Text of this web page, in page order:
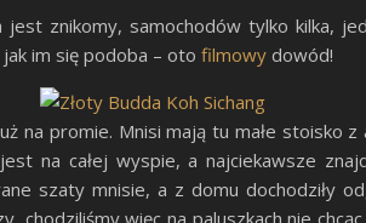
jest znikomy, samochodów tylko kilka,
im się podoba – oto filmowy dowód!
na promie. Mnisi mają tu małe stoisko
na całej wyspie, a najciekawsze
szaty mnisie, a z domu dochodziły
chodziliśmy więc na paluszkach nie